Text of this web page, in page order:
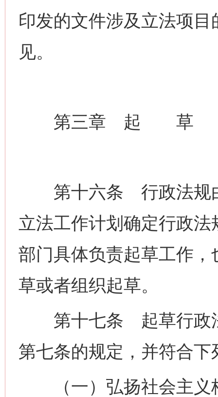
印发的文件涉及立法项
见。
第三章 起 草
第十六条 行政法规由
立法工作计划确定行政
部门具体负责起草工作
草或者组织起草。
第十七条 起草行政法
第七条的规定，并符合下
（一）弘扬社会主义